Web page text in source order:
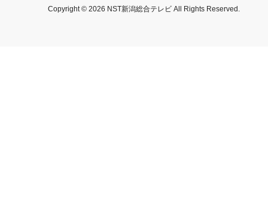
Copyright © 2026 NST新潟総合テレビ All Rights Reserved.